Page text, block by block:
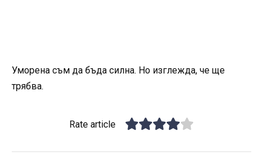
Уморена съм да бъда силна. Но изглежда, че ще
трябва.
Rate article